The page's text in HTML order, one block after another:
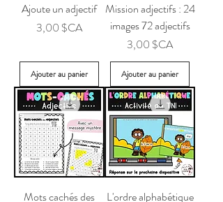
Ajoute un adjectif
Prix
3,00 $CA
Ajouter au panier
Mission adjectifs : 24
images 72 adjectifs
Prix
3,00 $CA
Ajouter au panier
Mots cachés des
L'ordre alphabétique